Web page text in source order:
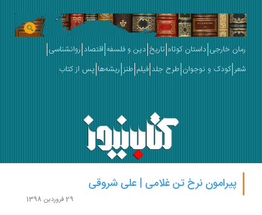
خارجی داستان کوتاه تاریخ دین و فلسفه اقتصاد روانشناسی
کودک و نوجوان طرح جلد فیلم طنز ریشه‌ها پس از کتاب
پیرامون نرخ تن غلامی | علی شروقی